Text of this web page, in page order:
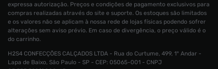
CONTINUAR COMPRANDO
Camiseta Nike Sportswear M90 Masculina
Tamanho:
G
R$ 299,99
R$ 189,99
ADICIONAR AO CARRINHO
expressa autorização. Preços e condições de pagamento exclusivos para
compras realizadas através do site e suporte. Os estoques são limitados
e os valores não se aplicam à nossa rede de lojas físicas podendo sofrer
alterações sem aviso prévio. Em caso de divergência, o preço válido é o
do carrinho.
H2S4 CONFECÇÕES CALÇADOS LTDA - Rua do Curtume, 499, 1° Andar -
Lapa de Baixo, São Paulo - SP - CEP: 05065-001 - CNPJ